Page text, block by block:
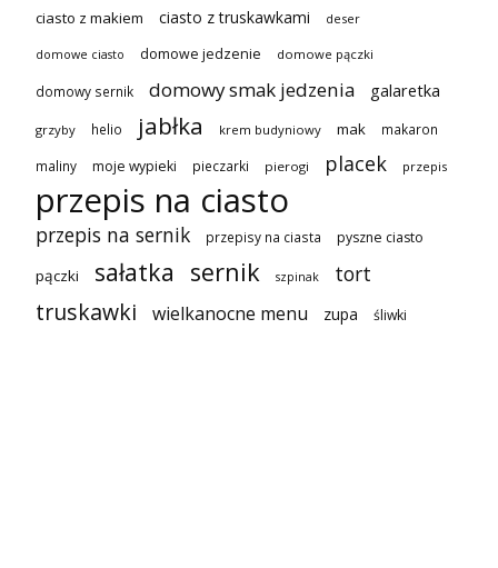
ciasto z makiem ciasto z truskawkami deser
domowe ciasto domowe jedzenie domowe pączki
domowy sernik domowy smak jedzenia galaretka
grzyby helio jabłka krem budyniowy mak makaron
maliny moje wypieki pieczarki pierogi placek przepis
przepis na ciasto
przepis na sernik przepisy na ciasta pyszne ciasto
pączki sałatka sernik szpinak tort
truskawki wielkanocne menu zupa śliwki